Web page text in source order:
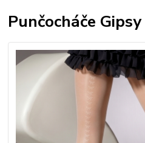
Punčocháče